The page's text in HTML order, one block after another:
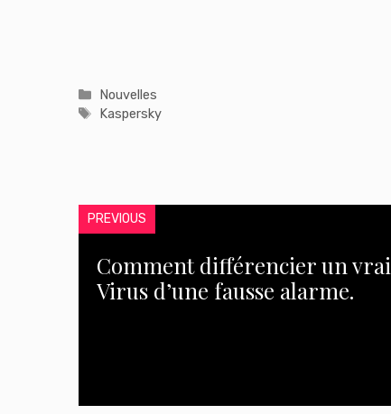
Catégories
Nouvelles
Étiquettes
Kaspersky
PREVIOUS
Comment différencier un vrai
Virus d’une fausse alarme.